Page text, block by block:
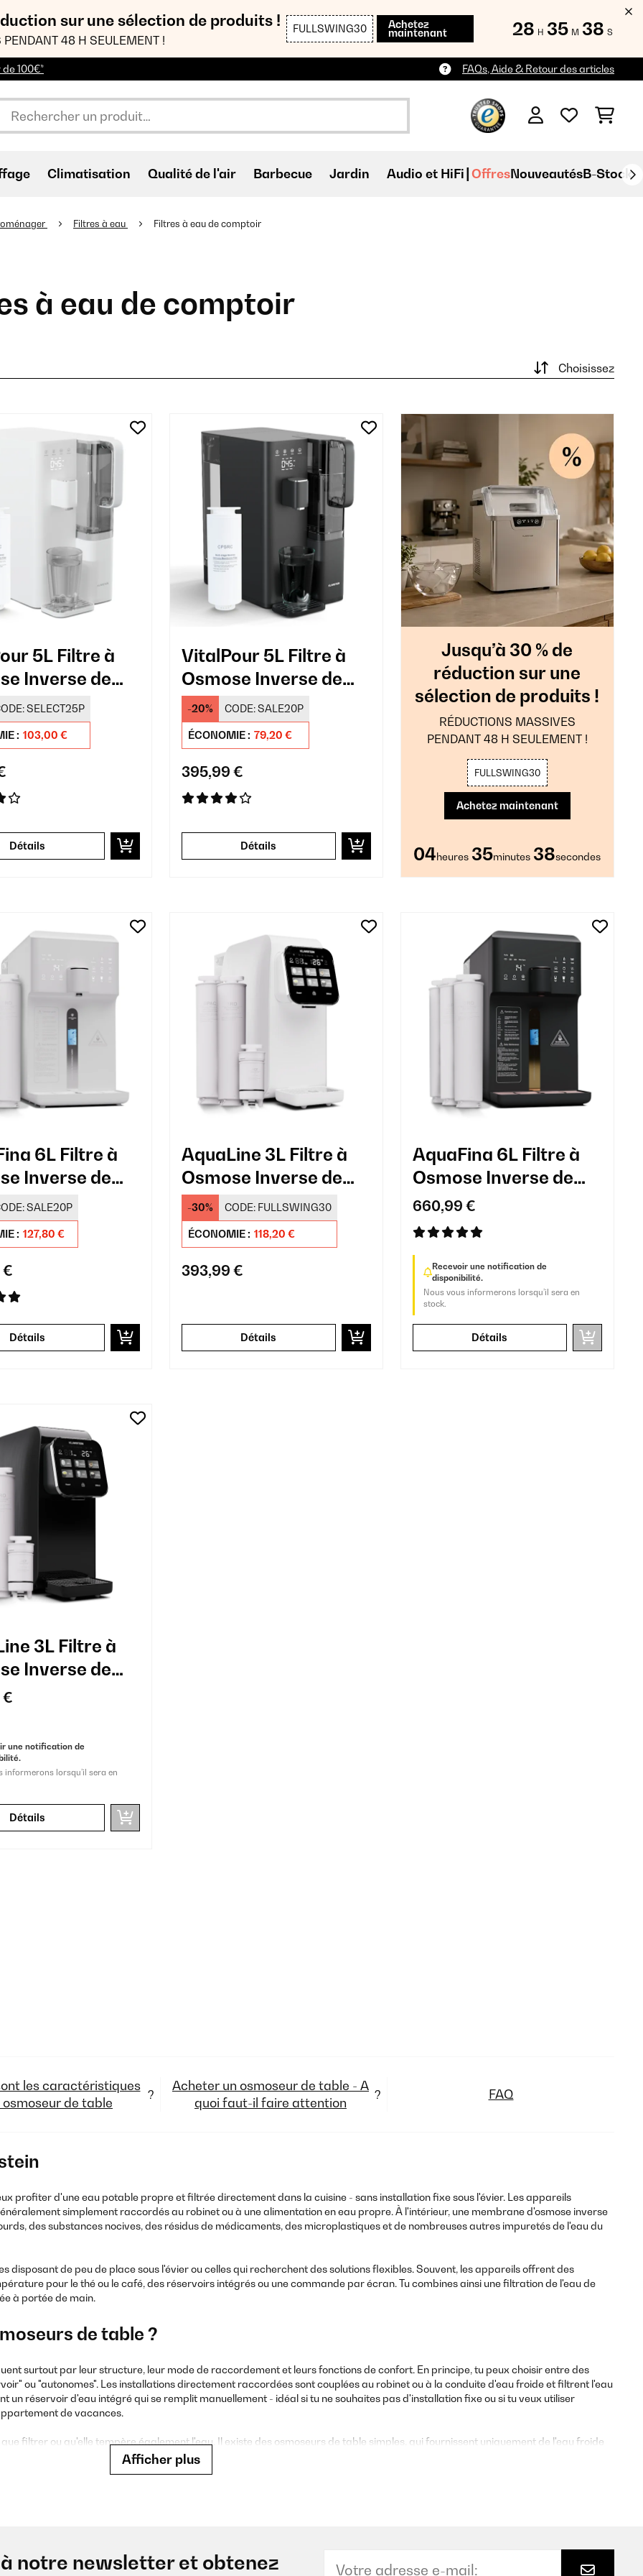
sur une sélection de produits !
48 H SEULEMENT !
FULLSWING30 Achetez
maintenant 28 H 35 M 37 S
100€* FAQs, Aide & Retour des articles
Climatisation Qualité de l'air Barbecue Jardin Audio et HiFi OffresNouveautésB-Stock
Filtres à eau Filtres à eau de comptoir
à eau de comptoir
Choisissez
5L Filtre à
Inverse de
Blanc
SELECT25P
: 103,00 €
Détails
VitalPour 5L Filtre à
Osmose Inverse de
Comptoir Noir
-20% CODE:SALE20P
ÉCONOMIE : 79,20 €
395,99 €
Détails
Jusqu’à 30 % de
réduction sur une
sélection de produits !
RÉDUCTIONS MASSIVES
PENDANT 48 H SEULEMENT !
FULLSWING30
Achetez maintenant
04heures 35minutes 37secondes
6L Filtre à
Inverse de
Blanc
SALE20P
: 127,80 €
€
Détails
AquaLine 3L Filtre à
Osmose Inverse de
Comptoir Blanc
-30% CODE: FULLSWING30
ÉCONOMIE : 118,20 €
393,99 €
Détails
AquaFina 6L Filtre à
Osmose Inverse de
Comptoir Noir
660,99 €
Recevoir une notification de
disponibilité.
Nous vous informerons lorsqu’il sera en
stock.
Détails
3L Filtre à
Inverse de
Noir
€
une notification de
informerons lorsqu’il sera en
Détails
les caractéristiques
osmoseur de table
?
Acheter un osmoseur de table - A
quoi faut-il faire attention
? FAQ
profiter d'une eau potable propre et filtrée directement dans la cuisine - sans installation fixe sous l'évier. Les appareils
simplement raccordés au robinet ou à une alimentation en eau propre. À l'intérieur, une membrane d'osmose inverse
des substances nocives, des résidus de médicaments, des microplastiques et de nombreuses autres impuretés de l'eau du
disposant de peu de place sous l'évier ou celles qui recherchent des solutions flexibles. Souvent, les appareils offrent des
pour le thé ou le café, des réservoirs intégrés ou une commande par écran. Tu combines ainsi une filtration de l'eau de
à portée de main.
de table ?
surtout par leur structure, leur mode de raccordement et leurs fonctions de confort. En principe, tu peux choisir entre des
ou "autonomes". Les installations directement raccordées sont couplées au robinet ou à la conduite d'eau froide et filtrent l'eau
un réservoir d'eau intégré qui se remplit manuellement - idéal si tu ne souhaites pas d'installation fixe ou si tu veux utiliser
de vacances.
filtrer ou qu'elle tempère également l'eau. Il existe des osmoseurs de table simples, qui fournissent uniquement de l'eau froide
eau chaude et parfois même eau froide (par exemple pour le thé ou les plats instantanés). Certains appareils proposent
des minéraux de manière ciblée après l'osmose inverse afin d'optimiser le goût et la teneur en minéraux.
de table doit-il disposer ?
Afficher plus
notre newsletter et obtenez